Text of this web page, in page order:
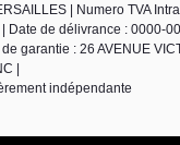
| Numero TVA
Date de délivrance : 0000-
garantie : 26 AVENUE
|
indépendante